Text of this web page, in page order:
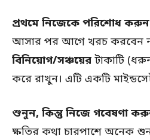
প্রথমে নিজেকে পরিশোধ
আসার পর আগে খরচ করবেন
বিনিয়োগ/সঞ্চয়ের টাকাটি
করে রাখুন। এটি একটি
শুনুন, কিন্তু নিজে গবেষণা
ক্ষতির কথা চারপাশে অনেক